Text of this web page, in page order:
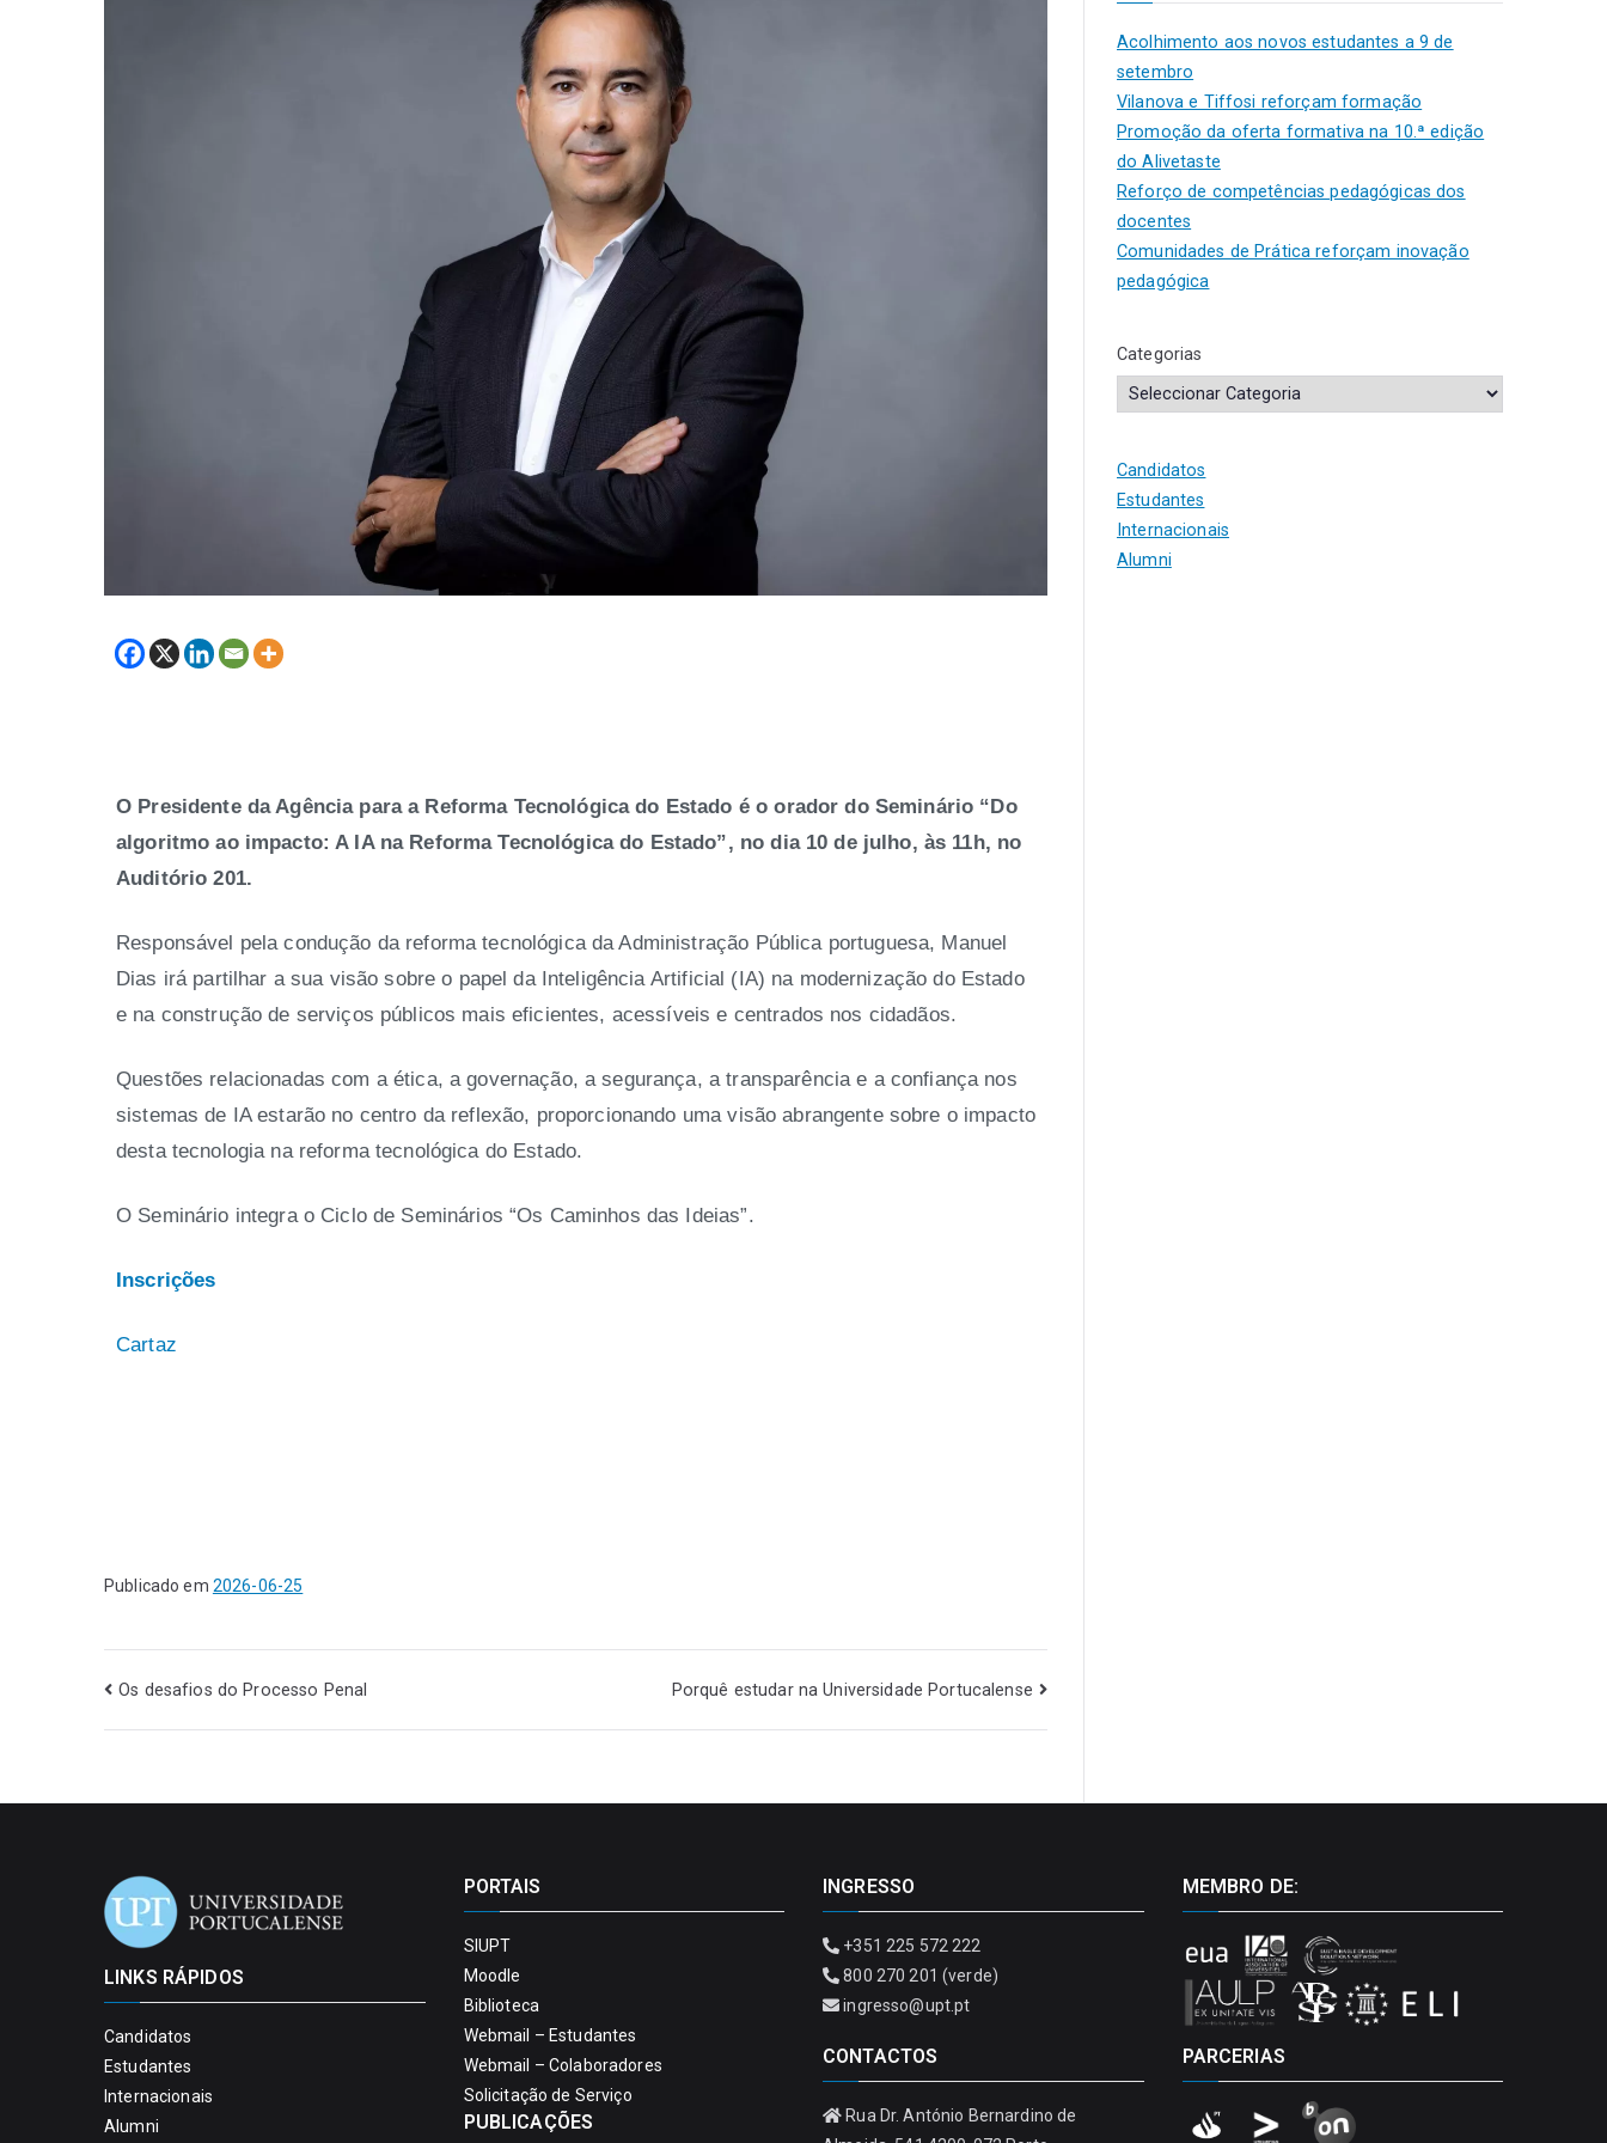
O Presidente da Agência para a Reforma Tecnológica do Estado é o orador do Seminário “Do
algoritmo ao impacto: A IA na Reforma Tecnológica do Estado”, no dia 10 de julho, às 11h, no
Auditório 201.
Responsável pela condução da reforma tecnológica da Administração Pública portuguesa, Manuel
Dias irá partilhar a sua visão sobre o papel da Inteligência Artificial (IA) na modernização do Estado
e na construção de serviços públicos mais eficientes, acessíveis e centrados nos cidadãos.
Questões relacionadas com a ética, a governação, a segurança, a transparência e a confiança nos
sistemas de IA estarão no centro da reflexão, proporcionando uma visão abrangente sobre o impacto
desta tecnologia na reforma tecnológica do Estado.
O Seminário integra o Ciclo de Seminários “Os Caminhos das Ideias”.
Inscrições
Cartaz
Publicado em 2026-06-25
Os desafios do Processo Penal Porquê estudar na Universidade Portucalense
Acolhimento aos novos estudantes a 9 de
setembro
Vilanova e Tiffosi reforçam formação
Promoção da oferta formativa na 10.ª edição
do Alivetaste
Reforço de competências pedagógicas dos
docentes
Comunidades de Prática reforçam inovação
pedagógica
Categorias
Candidatos
Estudantes
Internacionais
Alumni
LINKS RÁPIDOS
Candidatos
Estudantes
Internacionais
Alumni
PORTAIS
SIUPT
Moodle
Biblioteca
Webmail – Estudantes
Webmail – Colaboradores
Solicitação de Serviço
PUBLICAÇÕES
INGRESSO
+351 225 572 222
800 270 201 (verde)
ingresso@upt.pt
CONTACTOS
Rua Dr. António Bernardino de
MEMBRO DE:
PARCERIAS